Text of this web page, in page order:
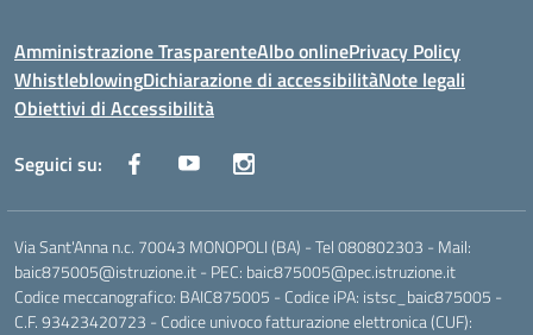
Amministrazione TrasparenteAlbo onlinePrivacy Policy
WhistleblowingDichiarazione di accessibilitàNote legali
Obiettivi di Accessibilità
Seguici su:
Via Sant'Anna n.c. 70043 MONOPOLI (BA) - Tel 080802303 - Mail:
baic875005@istruzione.it - PEC: baic875005@pec.istruzione.it
Codice meccanografico: BAIC875005 - Codice iPA: istsc_baic875005 -
C.F. 93423420723 - Codice univoco fatturazione elettronica (CUF):